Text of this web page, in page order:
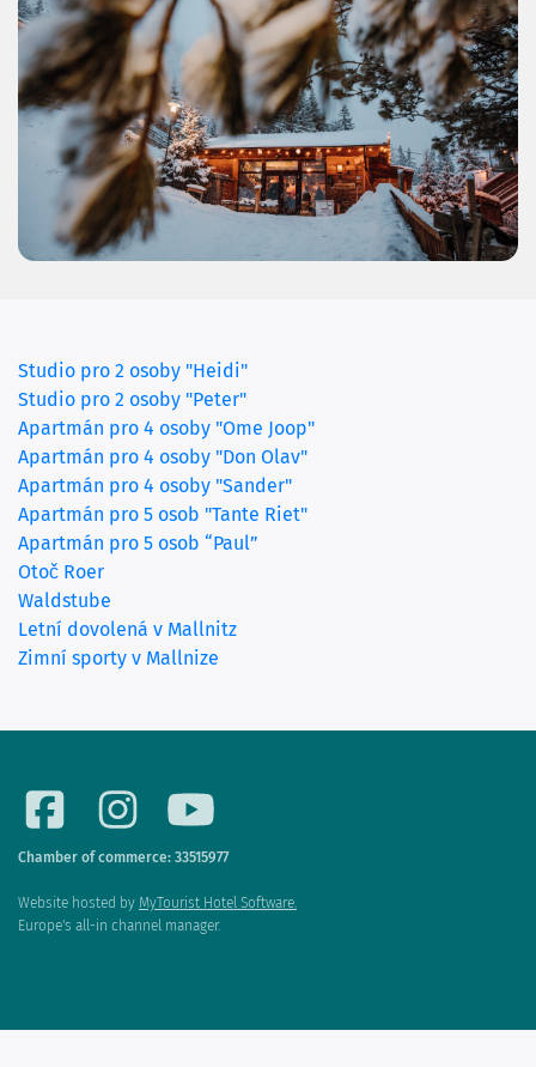
Studio pro 2 osoby "Heidi"
Studio pro 2 osoby "Peter"
Apartmán pro 4 osoby "Ome Joop"
Apartmán pro 4 osoby "Don Olav"
Apartmán pro 4 osoby "Sander"(current)
Apartmán pro 5 osob "Tante Riet"
Apartmán pro 5 osob “Paul”
Otoč Roer
Waldstube
Letní dovolená v Mallnitz
Zimní sporty v Mallnize
Chamber of commerce: 33515977
Website hosted by MyTourist Hotel Software.
Europe's all-in channel manager.